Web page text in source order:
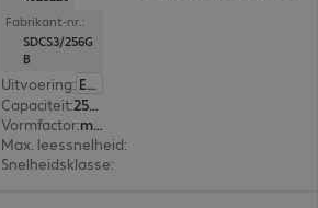
Fabrikant-nr.:
SDCS3/256G
B
Uitvoering: Europa
Capaciteit:
256 GB
Vormfactor:
microSDXC
Max. leessnelheid:
Snelheidsklasse: